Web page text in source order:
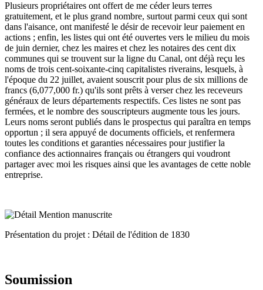
Plusieurs propriétaires ont offert de me céder leurs terres
gratuitement, et le plus grand nombre, surtout parmi ceux qui sont
dans l'aisance, ont manifesté le désir de recevoir leur paiement en
actions ; enfin, les listes qui ont été ouvertes vers le milieu du mois
de juin dernier, chez les maires et chez les notaires des cent dix
communes qui se trouvent sur la ligne du Canal, ont déjà reçu les
noms de trois cent-soixante-cinq capitalistes riverains, lesquels, à
l'époque du 22 juillet, avaient souscrit pour plus de six millions de
francs (6,077,000 fr.) qu'ils sont prêts à verser chez les receveurs
généraux de leurs départements respectifs. Ces listes ne sont pas
fermées, et le nombre des souscripteurs augmente tous les jours.
Leurs noms seront publiés dans le prospectus qui paraîtra en temps
opportun ; il sera appuyé de documents officiels, et renfermera
toutes les conditions et garanties nécessaires pour justifier la
confiance des actionnaires français ou étrangers qui voudront
partager avec moi les risques ainsi que les avantages de cette noble
entreprise.
Présentation du projet : Détail de l'édition de 1830
Soumission